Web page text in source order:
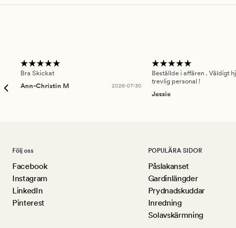
Bra Skickat
Ann-Christin M
2026-07-30
Beställde i affären . Väldigt
trevlig personal !
Jessie
Följ oss
Facebook
Instagram
LinkedIn
Pinterest
POPULÄRA SIDOR
Påslakanset
Gardinlängder
Prydnadskuddar
Inredning
Solavskärmning